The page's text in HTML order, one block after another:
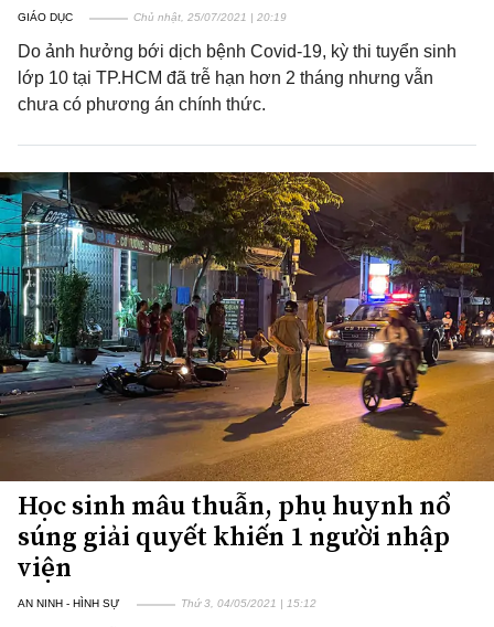
GIÁO DỤC Chủ nhật, 25/07/2021 | 20:19
Do ảnh hưởng bới dịch bệnh Covid-19, kỳ thi tuyển sinh
lớp 10 tại TP.HCM đã trễ hạn hơn 2 tháng nhưng vẫn
chưa có phương án chính thức.
Học sinh mâu thuẫn, phụ huynh nổ
súng giải quyết khiến 1 người nhập
viện
AN NINH - HÌNH SỰ Thứ 3, 04/05/2021 | 15:12